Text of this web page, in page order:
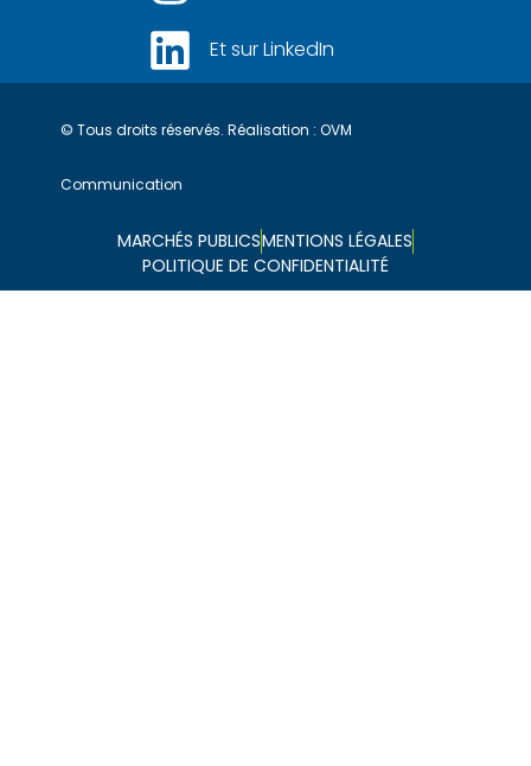
Et sur LinkedIn
© Tous droits réservés. Réalisation : OVM
Communication
MARCHÉS PUBLICSMENTIONS LÉGALES
POLITIQUE DE CONFIDENTIALITÉ